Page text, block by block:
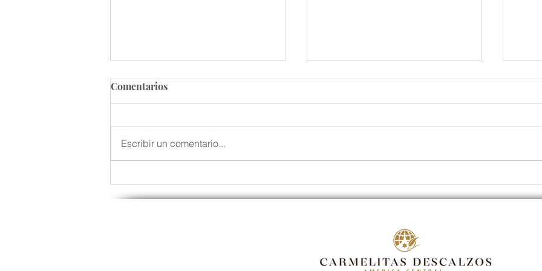
Una Rutina habitada -
Espiritualidad en lo
Hiking por el Monte
Carmelo:Un camino místico
Comentarios
Escribir un comentario...